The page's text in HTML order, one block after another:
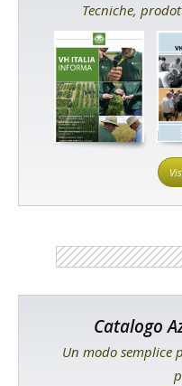
Tecniche,
Catalogo
Un modo semplice